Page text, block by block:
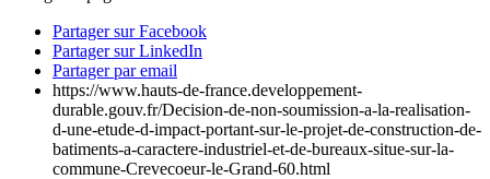
Partager sur Facebook
Partager sur LinkedIn
Partager par email
https://www.hauts-de-france.developpement-
durable.gouv.fr/Decision-de-non-soumission-a-la-realisation-
d-une-etude-d-impact-portant-sur-le-projet-de-construction-de-
batiments-a-caractere-industriel-et-de-bureaux-situe-sur-la-
commune-Crevecoeur-le-Grand-60.html